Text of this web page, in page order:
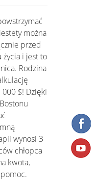
można
przed
życia i jest to
Rodzina
000 $! Dzięki
wynosi 3
chłopca
kwota,